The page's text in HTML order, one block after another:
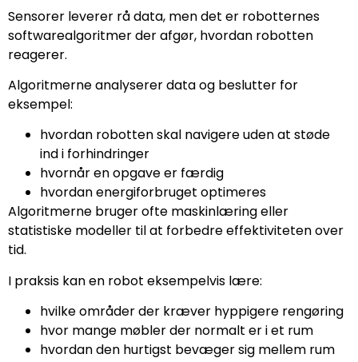
Sensorer leverer rå data, men det er robotternes
softwarealgoritmer der afgør, hvordan robotten
reagerer.
Algoritmerne analyserer data og beslutter for
eksempel:
hvordan robotten skal navigere uden at støde
ind i forhindringer
hvornår en opgave er færdig
hvordan energiforbruget optimeres
Algoritmerne bruger ofte maskinlæring eller
statistiske modeller til at forbedre effektiviteten over
tid.
I praksis kan en robot eksempelvis lære:
hvilke områder der kræver hyppigere rengøring
hvor mange møbler der normalt er i et rum
hvordan den hurtigst bevæger sig mellem rum